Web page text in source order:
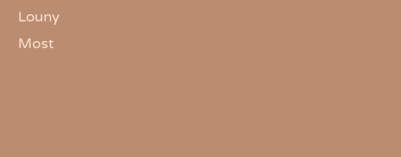
Louny
Most